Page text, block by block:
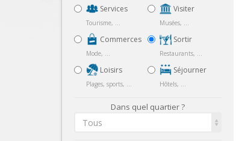
Services
Tourisme, ...
Commerces
Mode, ...
Loisirs
Plages, sports, ...
Visiter
Musées, ...
Sortir
Restaurants, ...
Séjourner
Hôtels, ...
Dans quel quartier ?
Tous